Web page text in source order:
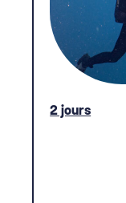
2 jours